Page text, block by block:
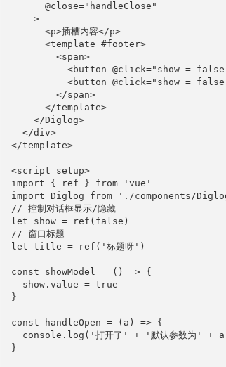
      @close="handleClose"
    >
      <p>插槽内容</p>
      <template #footer>
        <span>
<button @click="show =
<button @click="show =
        </span>
      </template>
    </Diglog>
  </div>
</template>
<script setup>
import { ref } from 'vue'
import Diglog from './components/
// 控制对话框显示/隐藏
let show = ref(false)
// 窗口标题
let title = ref('标题呀')
const showModel = () => {
  show.value = true
}
const handleOpen = (a) => {
console.log('打开了' + '默认参数为' +
}